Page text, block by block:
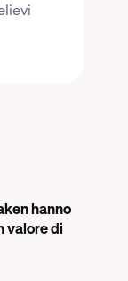
hanno
valore di